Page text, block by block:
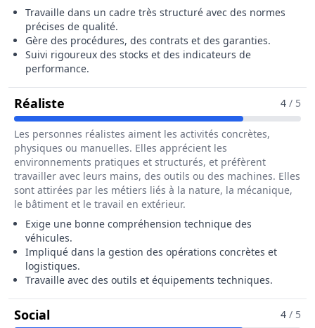
Travaille dans un cadre très structuré avec des normes
précises de qualité.
Gère des procédures, des contrats et des garanties.
Suivi rigoureux des stocks et des indicateurs de
performance.
Réaliste Pour Le Métier De Responsable 4 / 5
Les personnes réalistes aiment les activités concrètes,
physiques ou manuelles. Elles apprécient les
environnements pratiques et structurés, et préfèrent
travailler avec leurs mains, des outils ou des machines. Elles
sont attirées par les métiers liés à la nature, la mécanique,
le bâtiment et le travail en extérieur.
Exige une bonne compréhension technique des
véhicules.
Impliqué dans la gestion des opérations concrètes et
logistiques.
Travaille avec des outils et équipements techniques.
SocialPour Le Métier De Responsable 4 / 5